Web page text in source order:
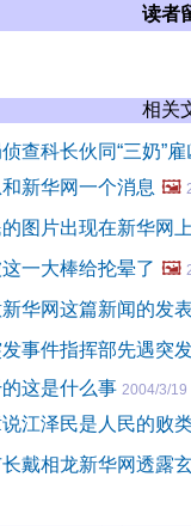
读者
相关
查科长伙同“三奶”雇
新华网一个消息 🖼️
图片出现在新华网上
一大棒给抡晕了 🖼️
华网这篇新闻的发
事件指挥部先遇突
这是什么事 2004/3/19
江泽民是人民的败
戴相龙新华网透露